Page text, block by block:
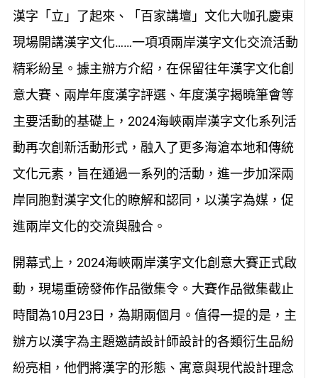
漢字「立」了起來、「百家講壇」文化大咖孔慶東
現場開講漢字文化……一項項兩岸漢字文化交流活動
精彩紛呈。據主辦方介紹，在保留往年漢字文化創
意大賽、兩岸年度漢字評選、年度漢字揭曉筆會等
主要活動的基礎上，2024海峽兩岸漢字文化系列活
動再次創新活動形式，融入了更多海滄本地和傳統
文化元素，旨在通過一系列的活動，進一步加深兩
岸同胞對漢字文化的瞭解和認同，以漢字為媒，促
進兩岸文化的交流與融合。
開幕式上，2024海峽兩岸漢字文化創意大賽正式啟
動，現場重磅發佈作品徵集令。大賽作品徵集截止
時間為10月23日，為期兩個月。值得一提的是，主
辦方以漢字為主題邀請設計師設計的各類衍生品紛
紛亮相，他們將漢字的形態、寓意與現代設計理念